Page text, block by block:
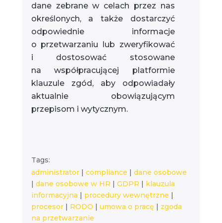
dane zebrane w celach przez nas
określonych, a także dostarczyć
odpowiednie informacje
o przetwarzaniu lub zweryfikować
i dostosować stosowane
na współpracującej platformie
klauzule zgód, aby odpowiadały
aktualnie obowiązującym
przepisom i wytycznym.
Tags:
administrator| compliance | dane osobowe
| dane osobowe w HR | GDPR | klauzula
informacyjna | procedury wewnętrzne |
procesor| RODO | umowa o pracę | zgoda
na przetwarzanie